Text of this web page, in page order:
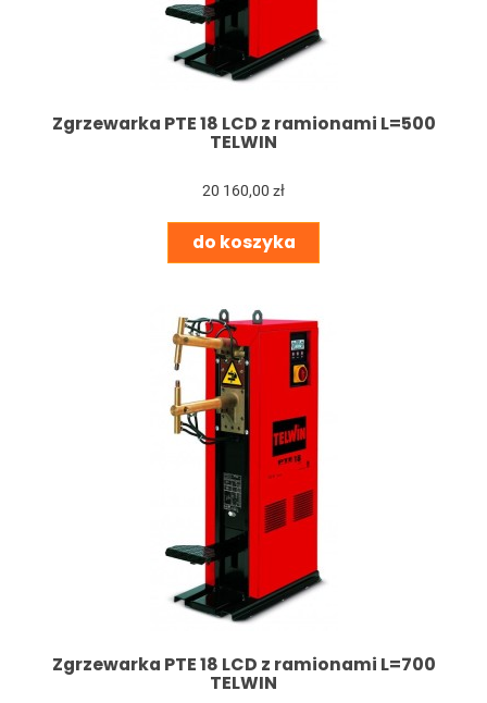
Zgrzewarka PTE 18 LCD z ramionami L=500
TELWIN
20 160,00 zł
do koszyka
Zgrzewarka PTE 18 LCD z ramionami L=700
TELWIN